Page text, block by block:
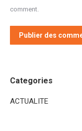
comment.
Publier des
Categories
ACTUALITE